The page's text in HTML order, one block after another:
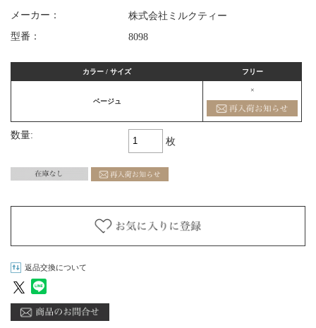
メーカー：
株式会社ミルクティー
型番：
8098
カラー / サイズ フリー
ベージュ
×
数量:
枚
返品交換について